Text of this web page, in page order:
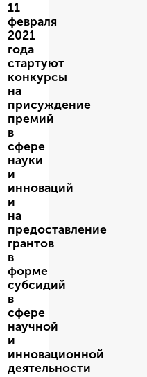
11
февраля
2021
года
стартуют
конкурсы
на
присуждение
премий
в
сфере
науки
и
инноваций
и
на
предоставление
грантов
в
форме
субсидий
в
сфере
научной
и
инновационной
деятельности